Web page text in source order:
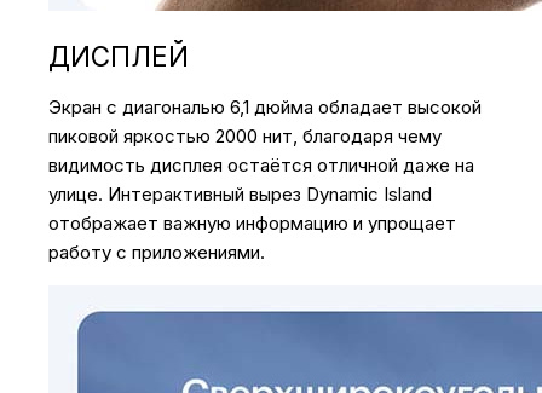
ДИСПЛЕЙ
Экран с диагональю 6,1 дюйма обладает высокой
пиковой яркостью 2000 нит, благодаря чему
видимость дисплея остаётся отличной даже на
улице. Интерактивный вырез Dynamic Island
отображает важную информацию и упрощает
работу с приложениями.